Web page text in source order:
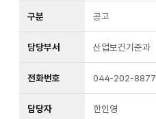
구분 공고
담당부서 산업보건기준과
전화번호 044-202-8877
담당자 한인영